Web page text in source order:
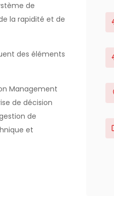
de
la rapidité et de
des éléments
Management
de décision
de
et